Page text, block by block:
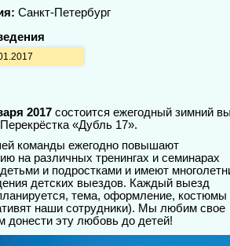
Санкт-Петербург
2017 состоится ежегодный зимний
«Дубль 17».
команды ежегодно повышают
на различных тренингах и семинарах
и подростками и имеют
детских выездов. Каждый выезд
тема, оформление,
наши сотрудники). Мы любим свое
донести эту любовь до детей!